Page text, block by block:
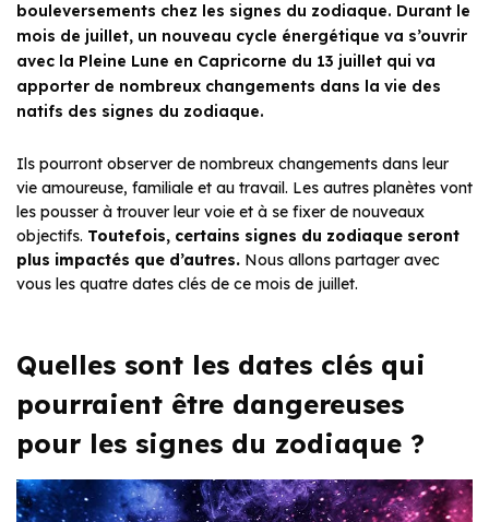
bouleversements chez les signes du zodiaque. Durant le
mois de juillet, un nouveau cycle énergétique va s’ouvrir
avec la Pleine Lune en Capricorne du 13 juillet qui va
apporter de nombreux changements dans la vie des
natifs des signes du zodiaque.
Ils pourront observer de nombreux changements dans leur
vie amoureuse, familiale et au travail. Les autres planètes vont
les pousser à trouver leur voie et à se fixer de nouveaux
objectifs. Toutefois, certains signes du zodiaque seront
plus impactés que d’autres. Nous allons partager avec
vous les quatre dates clés de ce mois de juillet.
Quelles sont les dates clés qui
pourraient être dangereuses
pour les signes du zodiaque ?